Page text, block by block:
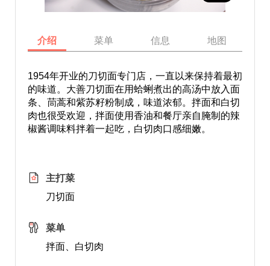
介绍 菜单 信息 地图
1954年开业的刀切面专门店，一直以来保持着最初
的味道。大善刀切面在用蛤蜊煮出的高汤中放入面
条、茼蒿和紫苏籽粉制成，味道浓郁。拌面和白切
肉也很受欢迎，拌面使用香油和餐厅亲自腌制的辣
椒酱调味料拌着一起吃，白切肉口感细嫩。
主打菜
刀切面
菜单
拌面、白切肉